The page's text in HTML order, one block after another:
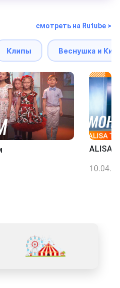
смотреть на Rutube >
Клипы Веснушка и
ALISA
10.04.26